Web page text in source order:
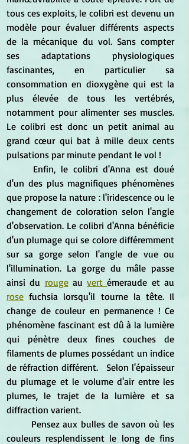
tous ces exploits, le colibri est devenu un
modèle pour évaluer différents aspects
de la mécanique du vol. Sans compter
ses adaptations physiologiques
fascinantes, en particulier sa
consommation en dioxygène qui est la
plus élevée de tous les vertébrés,
notamment pour alimenter ses muscles.
Le colibri est donc un petit animal au
grand cœur qui bat à mille deux cents
pulsations par minute pendant le vol !
d'un des plus magnifiques phénomènes
que propose la nature : l'iridescence ou le
changement de coloration selon l'angle
d'observation. Le colibri d'Anna bénéficie
d'un plumage qui se colore différemment
sur sa gorge selon l'angle de vue ou
l'illumination. La gorge du mâle passe
ainsi du rouge au vert
rose fuchsia lorsqu'il tourne la tête. Il
change de couleur en permanence ! Ce
phénomène fascinant est dû à la lumière
qui pénètre deux fines couches de
filaments de plumes possédant un indice
de réfraction différent.   Selon l'épaisseur
du plumage et le volume d'air entre les
plumes, le trajet de la lumière et sa
diffraction varient.
couleurs resplendissent le long de fins